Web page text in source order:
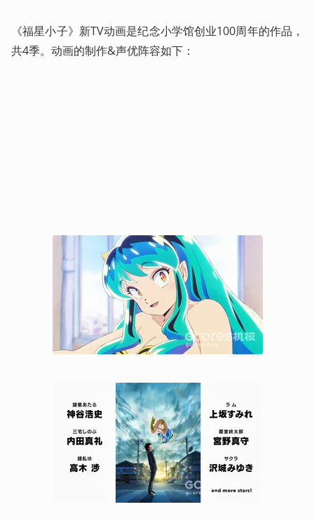
《福星小子》新TV动画是纪念小学馆创业100周年的作品，
共4季。动画的制作&声优阵容如下：